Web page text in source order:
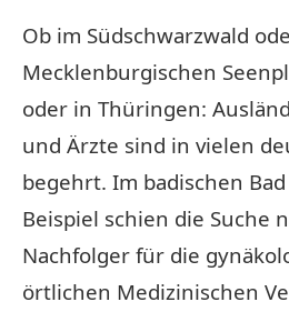
Ob im Südschwarzwald
Mecklenburgischen
oder in Thüringen:
und Ärzte sind in vielen
begehrt. Im badischen
Beispiel schien die Suche
Nachfolger für die
örtlichen Medizinischen